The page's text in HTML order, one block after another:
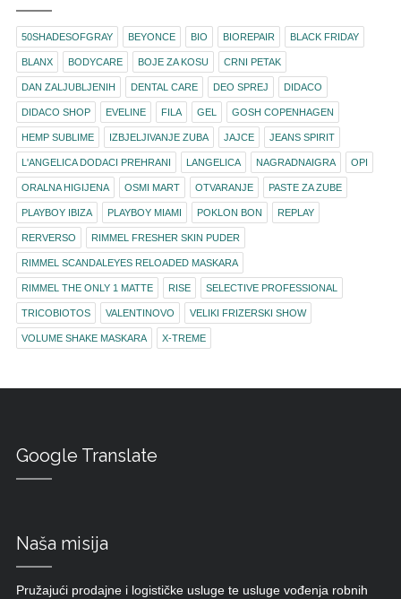
50SHADESOFGRAY BEYONCE BIO BIOREPAIR BLACK FRIDAY
BLANX BODYCARE BOJE ZA KOSU CRNI PETAK
DAN ZALJUBLJENIH DENTAL CARE DEO SPREJ DIDACO
DIDACO SHOP EVELINE FILA GEL GOSH COPENHAGEN
HEMP SUBLIME IZBJELJIVANJE ZUBA JAJCE JEANS SPIRIT
L'ANGELICA DODACI PREHRANI LANGELICA NAGRADNAIGRA OPI
ORALNA HIGIJENA OSMI MART OTVARANJE PASTE ZA ZUBE
PLAYBOY IBIZA PLAYBOY MIAMI POKLON BON REPLAY
RERVERSO RIMMEL FRESHER SKIN PUDER
RIMMEL SCANDALEYES RELOADED MASKARA
RIMMEL THE ONLY 1 MATTE RISE SELECTIVE PROFESSIONAL
TRICOBIOTOS VALENTINOVO VELIKI FRIZERSKI SHOW
VOLUME SHAKE MASKARA X-TREME
Google Translate
Naša misija
Pružajući prodajne i logističke usluge te usluge vođenja robnih